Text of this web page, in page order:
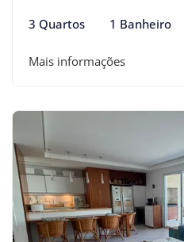
3 Quartos 1 Banheiro
Mais informações